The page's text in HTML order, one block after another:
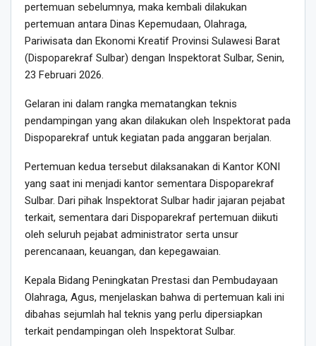
pertemuan sebelumnya, maka kembali dilakukan
pertemuan antara Dinas Kepemudaan, Olahraga,
Pariwisata dan Ekonomi Kreatif Provinsi Sulawesi Barat
(Dispoparekraf Sulbar) dengan Inspektorat Sulbar, Senin,
23 Februari 2026.
Gelaran ini dalam rangka mematangkan teknis
pendampingan yang akan dilakukan oleh Inspektorat pada
Dispoparekraf untuk kegiatan pada anggaran berjalan.
Pertemuan kedua tersebut dilaksanakan di Kantor KONI
yang saat ini menjadi kantor sementara Dispoparekraf
Sulbar. Dari pihak Inspektorat Sulbar hadir jajaran pejabat
terkait, sementara dari Dispoparekraf pertemuan diikuti
oleh seluruh pejabat administrator serta unsur
perencanaan, keuangan, dan kepegawaian.
Kepala Bidang Peningkatan Prestasi dan Pembudayaan
Olahraga, Agus, menjelaskan bahwa di pertemuan kali ini
dibahas sejumlah hal teknis yang perlu dipersiapkan
terkait pendampingan oleh Inspektorat Sulbar.